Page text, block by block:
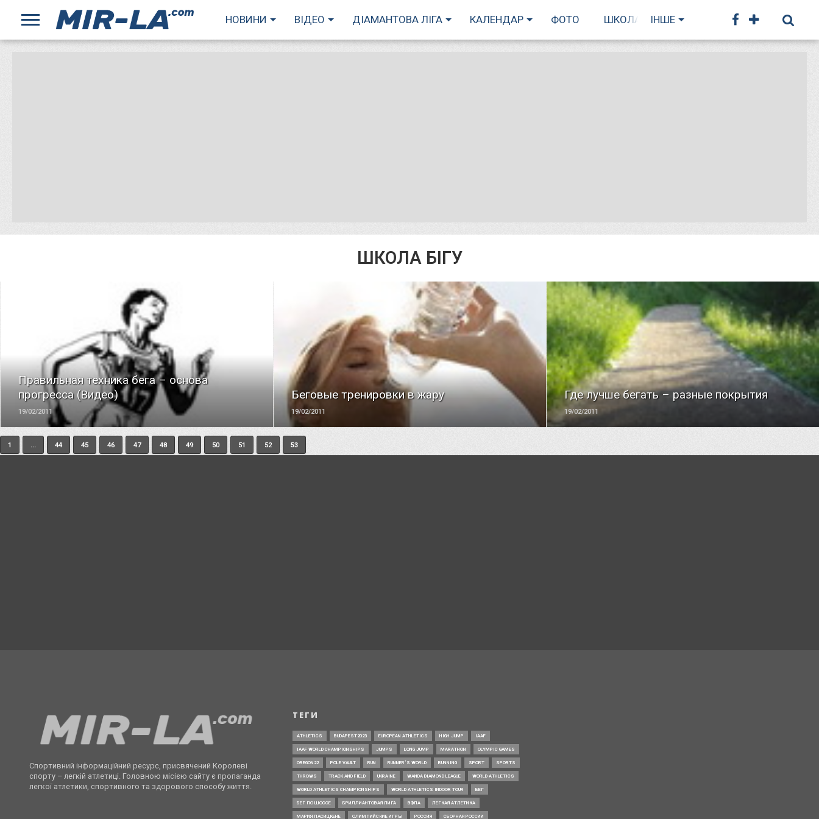
НОВИНИ ВІДЕО ДІАМАНТОВА ЛІГА КАЛЕНДАР ФОТО ШКОЛА БІГУ
ІНШЕ
ШКОЛА БІГУ
Правильная техника бега – основа
прогресса (Видео)
19/02/2011
ЧИТАТЬ
Беговые тренировки в жару
19/02/2011
ЧИТАТЬ
Где лучше бегать – разные покрытия
19/02/2011
ЧИТАТЬ
1 ... 44 45 46 47 48 49 50 51 52 53
Спортивний інформаційний ресурс, присвячений Королеві
спорту – легкій атлетиці. Головною місією сайту є пропаганда
легкої атлетики, спортивного та здорового способу життя.
ТЕГИ
ATHLETICS BUDAPEST2023 EUROPEAN ATHLETICS HIGH JUMP IAAF
IAAF WORLD CHAMPIONSHIPS JUMPS LONG JUMP MARATHON OLYMPIC GAMES
OREGON22 POLE VAULT RUN RUNNER’S WORLD RUNNING SPORT SPORTS
THROWS TRACK AND FIELD UKRAINE WANDA DIAMOND LEAGUE WORLD ATHLETICS
WORLD ATHLETICS CHAMPIONSHIPS WORLD ATHLETICS INDOOR TOUR БЕГ
БЕГ ПО ШОССЕ БРИЛЛИАНТОВАЯ ЛИГА ВФЛА ЛЕГКАЯ АТЛЕТИКА
МАРИЯ ЛАСИЦКЕНЕ ОЛИМПИЙСКИЕ ИГРЫ РОССИЯ СБОРНАЯ РОССИИ